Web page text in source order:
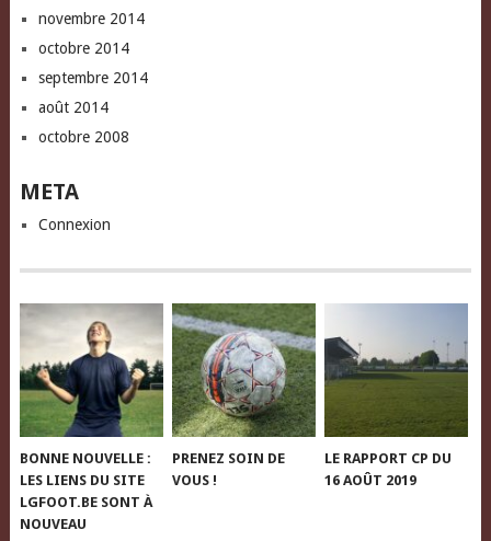
novembre 2014
octobre 2014
septembre 2014
août 2014
octobre 2008
META
Connexion
BONNE NOUVELLE :
LES LIENS DU SITE
LGFOOT.BE SONT À
NOUVEAU
PRENEZ SOIN DE
VOUS !
LE RAPPORT CP DU
16 AOÛT 2019